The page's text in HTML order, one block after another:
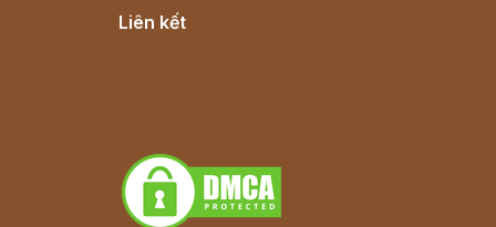
Liên kết